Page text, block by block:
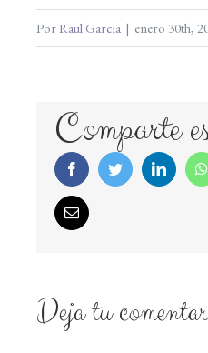
PorRaul Garcia | enero 30th,
Comparte
FacebookTwitter
Correo
electrónico
Deja tu